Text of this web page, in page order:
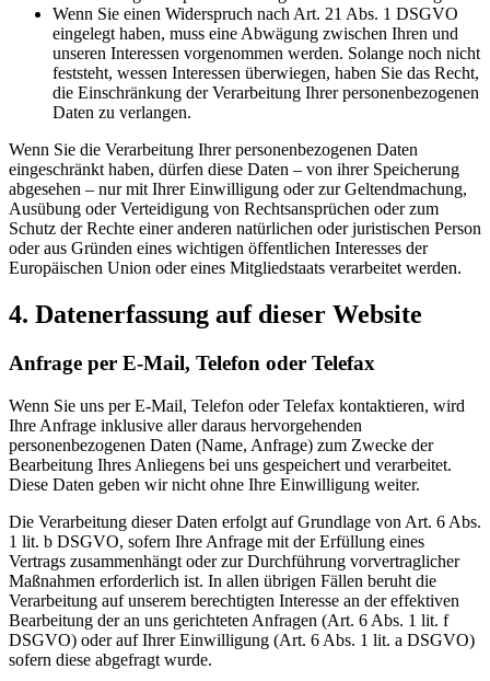
Wenn Sie einen Widerspruch nach Art. 21 Abs. 1 DSGVO
eingelegt haben, muss eine Abwägung zwischen Ihren und
unseren Interessen vorgenommen werden. Solange noch nicht
feststeht, wessen Interessen überwiegen, haben Sie das Recht,
die Einschränkung der Verarbeitung Ihrer personenbezogenen
Daten zu verlangen.
Wenn Sie die Verarbeitung Ihrer personenbezogenen Daten
eingeschränkt haben, dürfen diese Daten – von ihrer Speicherung
abgesehen – nur mit Ihrer Einwilligung oder zur Geltendmachung,
Ausübung oder Verteidigung von Rechtsansprüchen oder zum
Schutz der Rechte einer anderen natürlichen oder juristischen Person
oder aus Gründen eines wichtigen öffentlichen Interesses der
Europäischen Union oder eines Mitgliedstaats verarbeitet werden.
4. Datenerfassung auf dieser Website
Anfrage per E-Mail, Telefon oder Telefax
Wenn Sie uns per E-Mail, Telefon oder Telefax kontaktieren, wird
Ihre Anfrage inklusive aller daraus hervorgehenden
personenbezogenen Daten (Name, Anfrage) zum Zwecke der
Bearbeitung Ihres Anliegens bei uns gespeichert und verarbeitet.
Diese Daten geben wir nicht ohne Ihre Einwilligung weiter.
Die Verarbeitung dieser Daten erfolgt auf Grundlage von Art. 6 Abs.
1 lit. b DSGVO, sofern Ihre Anfrage mit der Erfüllung eines
Vertrags zusammenhängt oder zur Durchführung vorvertraglicher
Maßnahmen erforderlich ist. In allen übrigen Fällen beruht die
Verarbeitung auf unserem berechtigten Interesse an der effektiven
Bearbeitung der an uns gerichteten Anfragen (Art. 6 Abs. 1 lit. f
DSGVO) oder auf Ihrer Einwilligung (Art. 6 Abs. 1 lit. a DSGVO)
sofern diese abgefragt wurde.